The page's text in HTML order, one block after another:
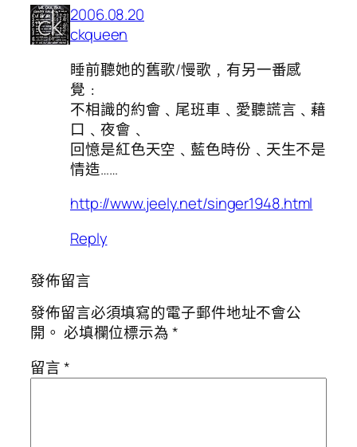
2006.08.20
ckqueen
睡前聽她的舊歌/慢歌﹐有另一番感
覺﹕
不相識的約會﹑尾班車﹑愛聽謊言﹑藉
口﹑夜會﹑
回憶是紅色天空﹑藍色時份﹑天生不是
情造……
http://www.jeely.net/singer1948.html
Reply
發佈留言
發佈留言必須填寫的電子郵件地址不會公
開。 必填欄位標示為*
留言*